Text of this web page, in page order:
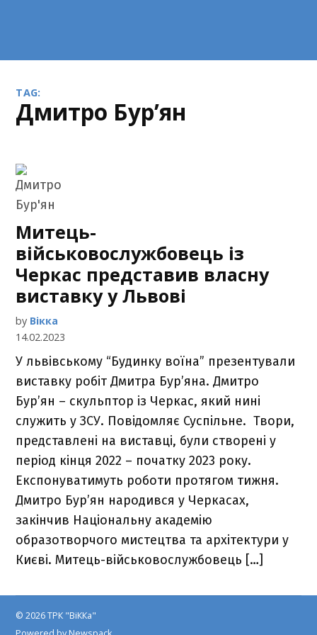
TAG:
Дмитро Бур’ян
Митець-
військовослужбовець із
Черкас представив власну
виставку у Львові
by Вікка
14.02.2023
У львівському “Будинку воїна” презентували
виставку робіт Дмитра Бур’яна. Дмитро
Бур’ян – скульптор із Черкас, який нині
служить у ЗСУ. Повідомляє Суспільне. Твори,
представлені на виставці, були створені у
період кінця 2022 – початку 2023 року.
Експонуватимуть роботи протягом тижня.
Дмитро Бур’ян народився у Черкасах,
закінчив Національну академію
образотворчого мистецтва та архітектури у
Києві. Митець-військовослужбовець […]
© 2026 ТРК "ВіККа"